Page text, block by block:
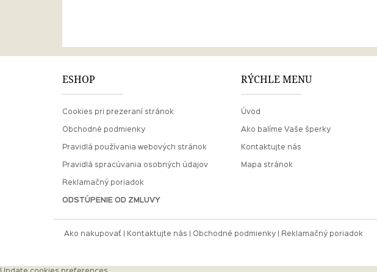
ESHOP
Cookies pri prezeraní stránok
Obchodné podmienky
Pravidlá používania webových stránok
Pravidlá spracúvania osobných údajov
Reklamačný poriadok
ODSTÚPENIE OD ZMLUVY
RÝCHLE MENU
Úvod
Ako balíme Vaše šperky
Kontaktujte nás
Mapa stránok
Ako nakupovať Kontaktujte nás Obchodné podmienky Reklamačný poriadok